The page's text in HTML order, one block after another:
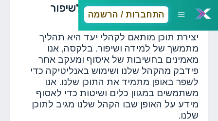
התחברות / הרשמה
שימוש בפידבק ואנליטיקה לשיפור
מתמיד
יצירת תוכן מותאם לקהלי יעד היא תהליך
מתמשך של למידה ושיפור. בלקסה, אנו
מאמינים בחשיבות של איסוף ומעקב אחר
פידבק מהקהל שלנו ושימוש באנליטיקה כדי
לשפר באופן מתמיד את התוכן שלנו. אנו
משתמשים במגוון כלים ושיטות כדי לאסוף
מידע על האופן שבו הקהל שלנו מגיב לתוכן
שלנו.